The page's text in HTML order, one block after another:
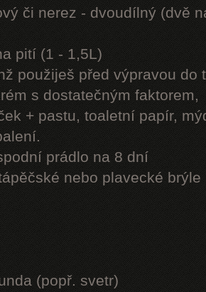
či nerez - dvoudílný (dvě
pití (1 - 1,5L)
použiješ před výpravou do
s dostatečným faktorem,
+ pastu, toaletní papír,
prádlo na 8 dní
nebo plavecké brýle
(popř. svetr)